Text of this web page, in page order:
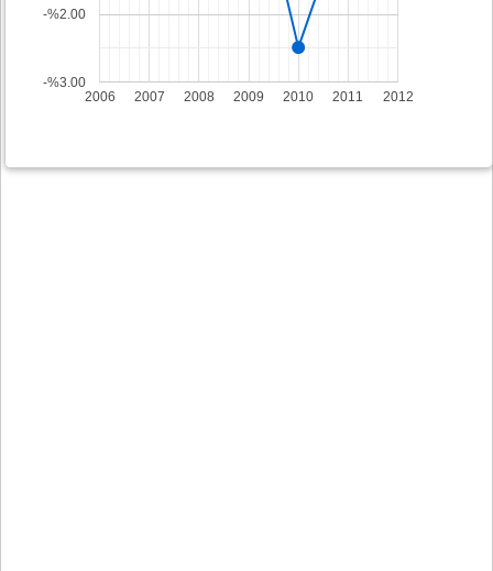
2006 2007 2008 2009 2010 2011 2012
-%3.00
-%2.00